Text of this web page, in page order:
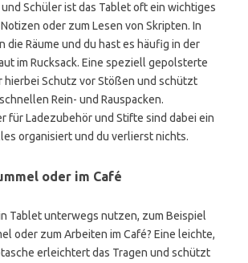
Schüler ist das Tablet oft ein wichtiges
oder zum Lesen von Skripten. In
die Räume und du hast es häufig in der
im Rucksack. Eine speziell gepolsterte
hierbei Schutz vor Stößen und schützt
Rein- und Rauspacken.
für Ladezubehör und Stifte sind dabei ein
organisiert und du verlierst nichts.
oder im Café
Tablet unterwegs nutzen, zum Beispiel
oder zum Arbeiten im Café? Eine leichte,
erleichtert das Tragen und schützt